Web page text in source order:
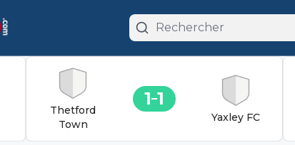
Thetford
Town
1 1
Yaxley FC